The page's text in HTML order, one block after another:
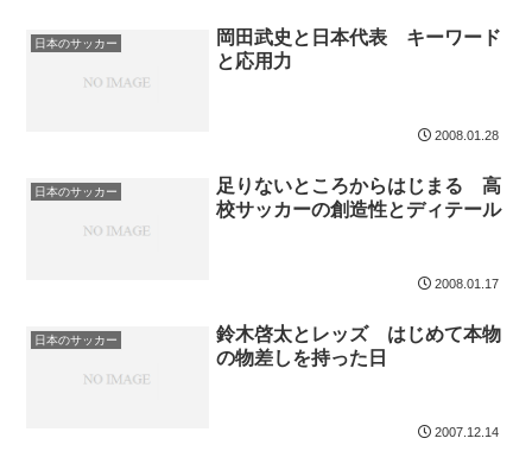
日本のサッカー
岡田武史と日本代表 キーワード
と応用力
2008.01.28
日本のサッカー
足りないところからはじまる 高
校サッカーの創造性とディテール
2008.01.17
日本のサッカー
鈴木啓太とレッズ はじめて本物
の物差しを持った日
2007.12.14